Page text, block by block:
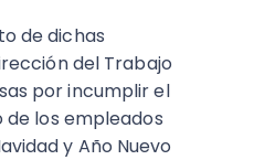
de dichas
del Trabajo
por incumplir el
los empleados
y Año Nuevo